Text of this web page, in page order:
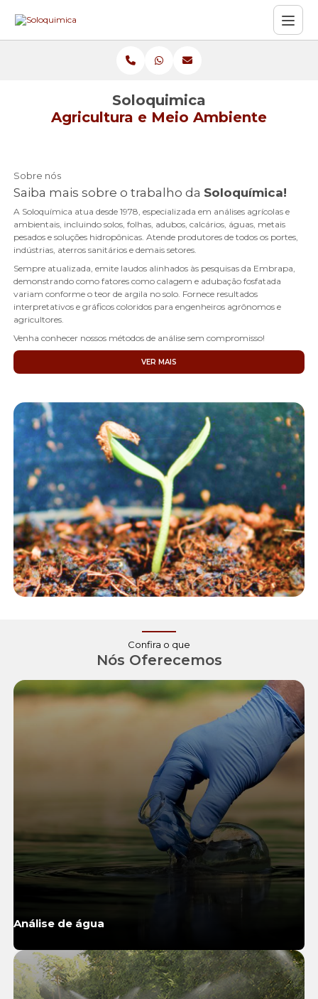
Soloquimica
Agricultura e Meio Ambiente
Sobre nós
Saiba mais sobre o trabalho da Soloquímica!
A Soloquímica atua desde 1978, especializada em análises agrícolas e
ambientais, incluindo solos, folhas, adubos, calcários, águas, metais
pesados e soluções hidropônicas. Atende produtores de todos os portes,
indústrias, aterros sanitários e demais setores.
Sempre atualizada, emite laudos alinhados às pesquisas da Embrapa,
demonstrando como fatores como calagem e adubação fosfatada
variam conforme o teor de argila no solo. Fornece resultados
interpretativos e gráficos coloridos para engenheiros agrônomos e
agricultores.
Venha conhecer nossos métodos de análise sem compromisso!
VER MAIS
Confira o que
Nós Oferecemos
Análise de água